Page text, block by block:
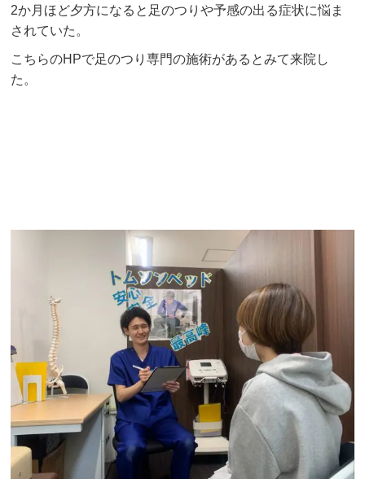
2か月ほど夕方になると足のつりや予感の出る症状に悩ま
されていた。
こちらのHPで足のつり専門の施術があるとみて来院し
た。